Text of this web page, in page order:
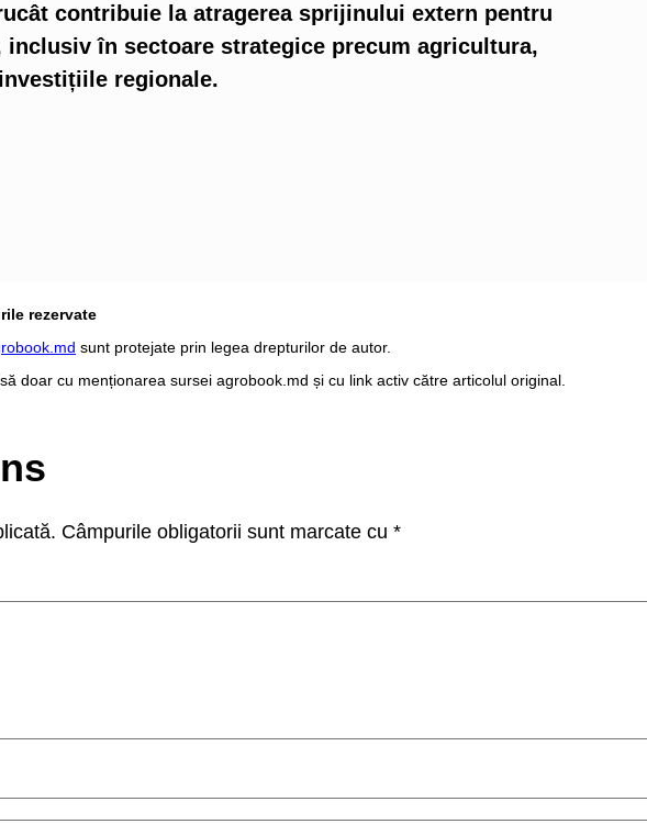
contribuie la atragerea sprijinului extern pentru
inclusiv în sectoare strategice precum agricultura,
regionale.
rezervate
sunt protejate prin legea drepturilor de autor.
doar cu menționarea sursei agrobook.md și cu link activ către articolul original.
Câmpurile obligatorii sunt marcate cu *